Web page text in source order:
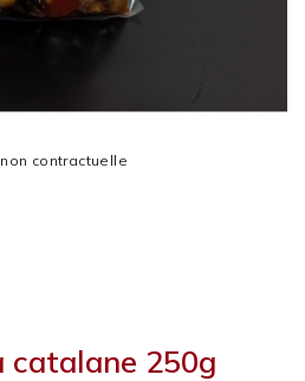
contractuelle
catalane 250g